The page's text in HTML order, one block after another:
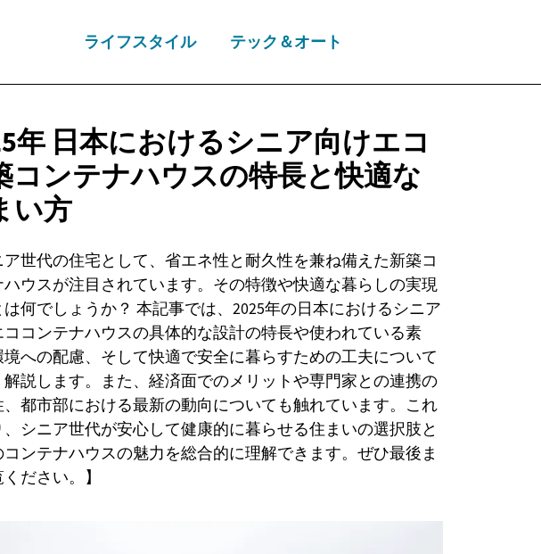
ライフスタイル テック＆オート
年 日本におけるシニア向けエコ
コンテナハウスの特長と快適な
い方
世代の住宅として、省エネ性と耐久性を兼ね備えた新築コ
ハウスが注目されています。その特徴や快適な暮らしの実現
何でしょうか？ 本記事では、2025年の日本におけるシニア
ココンテナハウスの具体的な設計の特長や使われている素
への配慮、そして快適で安全に暮らすための工夫について
解説します。また、経済面でのメリットや専門家との連携の
、都市部における最新の動向についても触れています。これ
シニア世代が安心して健康的に暮らせる住まいの選択肢と
ンテナハウスの魅力を総合的に理解できます。ぜひ最後ま
ださい。】